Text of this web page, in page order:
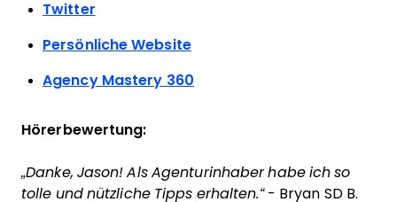
Twitter
Persönliche Website
Agency Mastery 360
Hörerbewertung:
„Danke, Jason! Als Agenturinhaber habe ich so
tolle und nützliche Tipps erhalten.“ - Bryan SD B.